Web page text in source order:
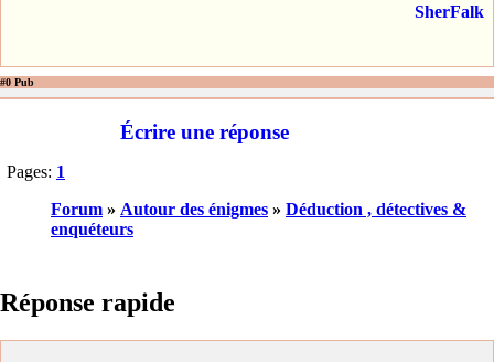
SherFalk
#0 Pub
Écrire une réponse
Pages: 1
Forum » Autour des énigmes » Déduction , détectives &
enquéteurs
Réponse rapide